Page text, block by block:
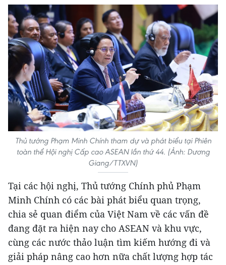
Thủ tướng Phạm Minh Chính tham dự và phát biểu tại Phiên
toàn thể Hội nghị Cấp cao ASEAN lần thứ 44. (Ảnh: Dương
Giang/TTXVN)
Tại các hội nghị, Thủ tướng Chính phủ Phạm
Minh Chính có các bài phát biểu quan trọng,
chia sẻ quan điểm của Việt Nam về các vấn đề
đang đặt ra hiện nay cho ASEAN và khu vực,
cùng các nước thảo luận tìm kiếm hướng đi và
giải pháp nâng cao hơn nữa chất lượng hợp tác